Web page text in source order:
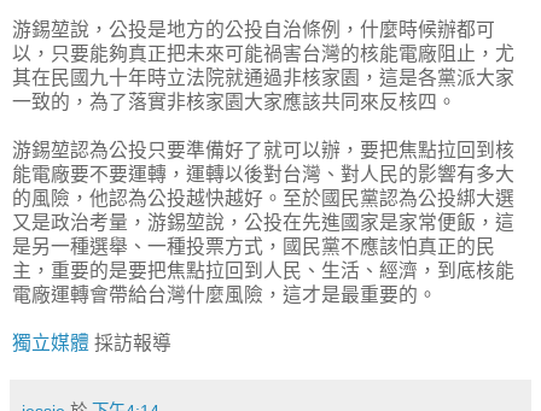
游錫堃說，公投是地方的公投自治條例，什麼時候辦都可
以，只要能夠真正把未來可能禍害台灣的核能電廠阻止，尤
其在民國九十年時立法院就通過非核家園，這是各黨派大家
一致的，為了落實非核家園大家應該共同來反核四。
游錫堃認為公投只要準備好了就可以辦，要把焦點拉回到核
能電廠要不要運轉，運轉以後對台灣、對人民的影響有多大
的風險，他認為公投越快越好。至於國民黨認為公投綁大選
又是政治考量，游錫堃說，公投在先進國家是家常便飯，這
是另一種選舉、一種投票方式，國民黨不應該怕真正的民
主，重要的是要把焦點拉回到人民、生活、經濟，到底核能
電廠運轉會帶給台灣什麼風險，這才是最重要的。
獨立媒體 採訪報導